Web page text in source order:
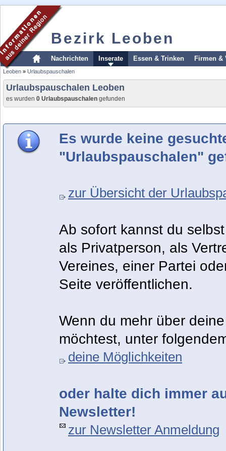
Bezirk Leoben
Nachrichten Inserate Essen & Trinken Firmen &
Leoben » Urlaubspauschalen
Urlaubspauschalen Leoben
es wurden 0 Urlaubspauschalen gefunden
Es wurde keine
"Urlaubspauschalen"
zur Übersicht der
Ab sofort kannst du
als Privatperson, als
Vereines, einer Partei
Seite veröffentlichen.
Wenn du mehr über
möchtest, unter
deine Möglichkeiten
oder halte dich immer
Newsletter!
zur Newsletter Anmeldung